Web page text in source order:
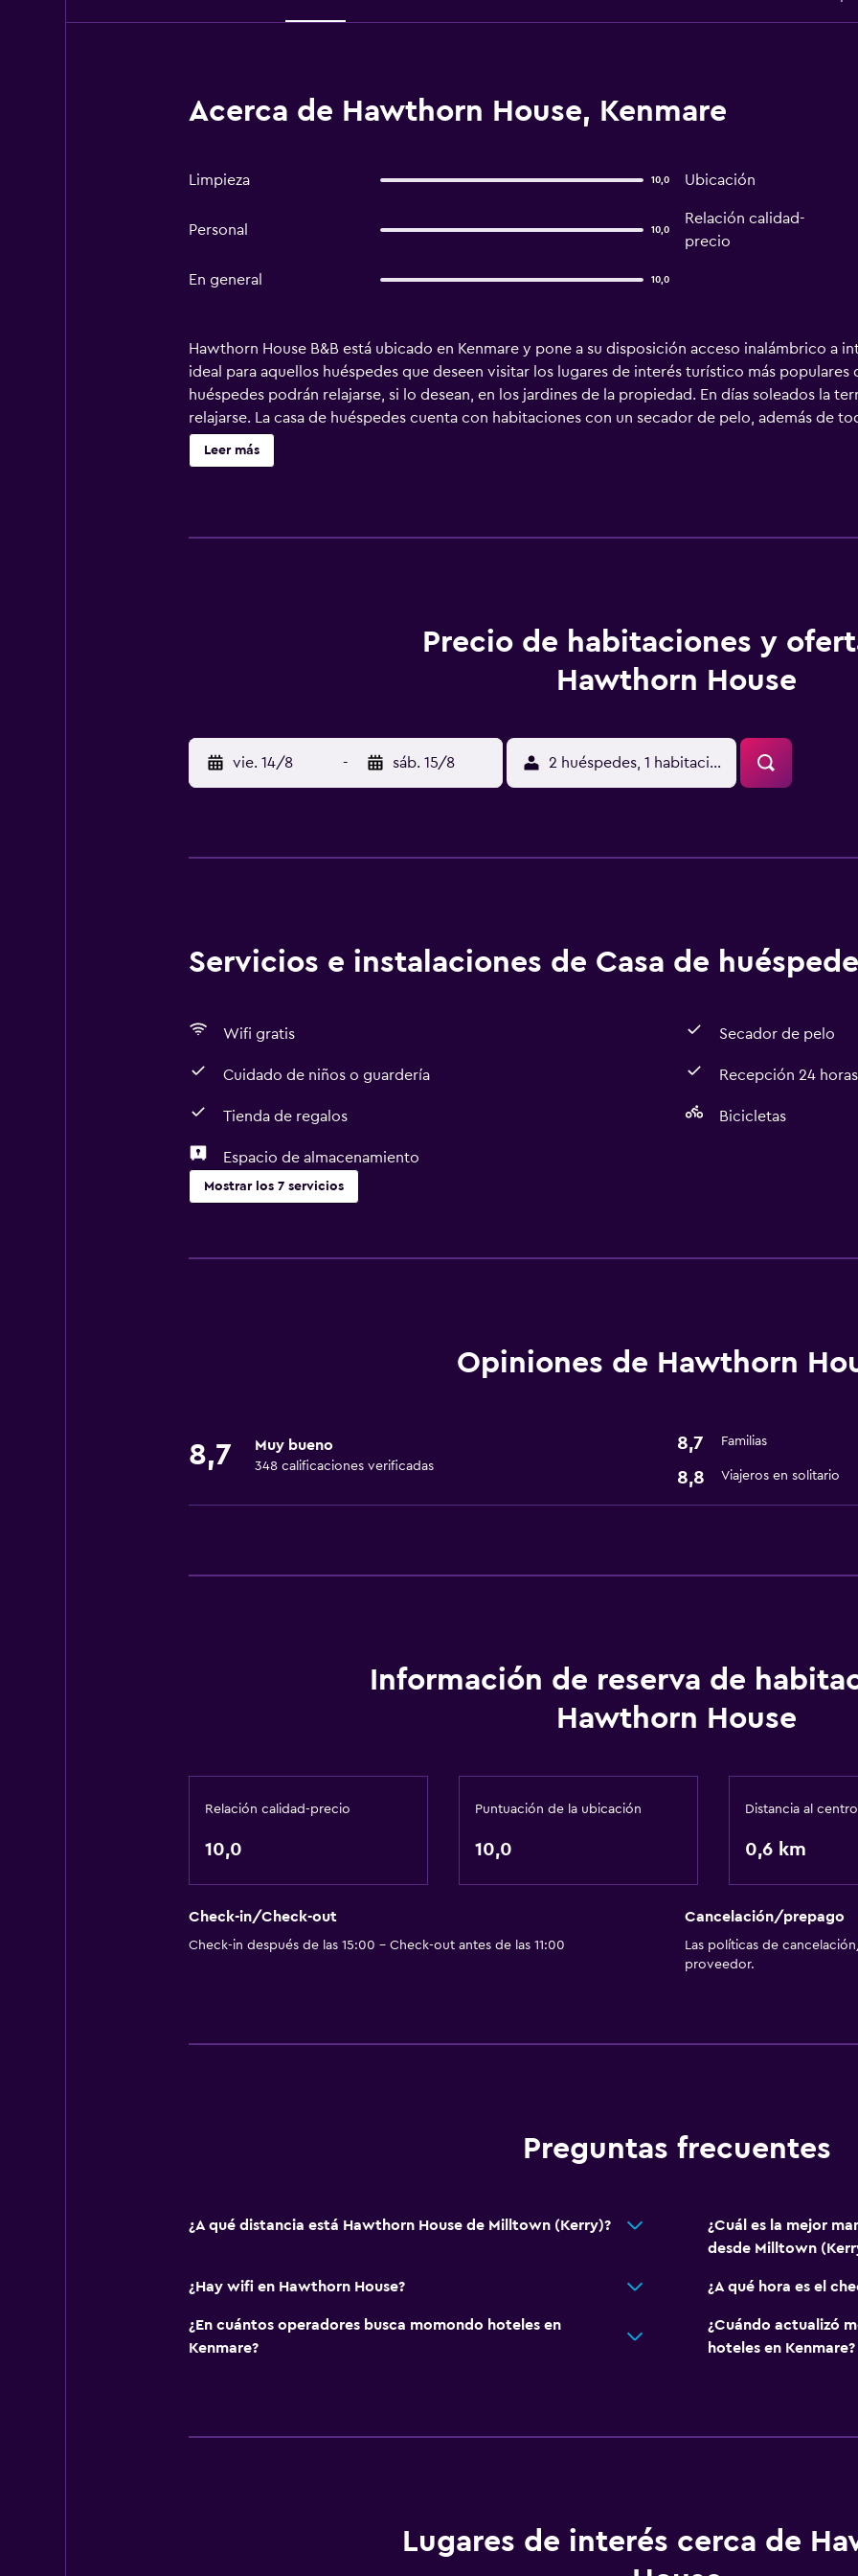
Acerca de Hawthorn House, Kenmare
Limpieza 10,0 Ubicación
Personal 10,0
Relación calidad-
precio
En general 10,0
Hawthorn House B&B está ubicado en Kenmare y pone a su disposición acceso inalámbrico a
ideal para aquellos huéspedes que deseen visitar los lugares de interés turístico más populares
huéspedes podrán relajarse, si lo desean, en los jardines de la propiedad. En días soleados la
relajarse. La casa de huéspedes cuenta con habitaciones con un secador de pelo, además de
asegurarte una estancia cómoda. En las proximidades de la casa de huéspedes encontrará una
además, Glengarriff y Kilgarvan están apenas a un breve trayecto conduciendo. También se
Leer más
Precio de habitaciones y
Hawthorn House
vie. 14/8 - sáb. 15/8 2 huéspedes, 1 habitación
Servicios e instalaciones de Casa de
Wifi gratis Secador de pelo
Cuidado de niños o guardería Recepción 24 horas
Tienda de regalos Bicicletas
Espacio de almacenamiento
Mostrar los 7 servicios
Tienda de regalos
Secador de pelo
Recepción 24 horas
Cuidado de niños o guardería
Opiniones de Hawthorn
8,7 Muy bueno
348 calificaciones verificadas
8,7 Familias
8,8 Viajeros en solitario
Información de reserva de
Hawthorn House
Relación calidad-precio
10,0
Puntuación de la ubicación
10,0
Distancia al centro
0,6 km
Check-in/Check-out
Check-in después de las 15:00 - Check-out antes de las 11:00
Cancelación/prepago
Las políticas de
proveedor.
Preguntas frecuentes
¿A qué distancia está Hawthorn House de Milltown (Kerry)?
¿Cuál es la mejor
desde Milltown
¿Hay wifi en Hawthorn House? ¿A qué hora es el
¿En cuántos operadores busca momondo hoteles en
Kenmare?
¿Cuándo actualizó
hoteles en Kenmare?
Lugares de interés cerca de